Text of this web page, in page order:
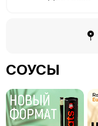
СОУСЫ